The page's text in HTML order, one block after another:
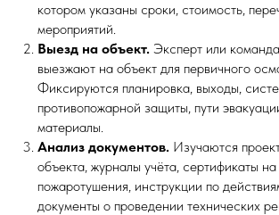
котором указаны сроки, стоимость,
мероприятий.
Выезд на объект. Эксперт или
выезжают на объект для первичного
Фиксируются планировка, выходы,
противопожарной защиты, пути
материалы.
Анализ документов. Изучаются
объекта, журналы учёта, сертификаты
пожаротушения, инструкции по
документы о проведении технических